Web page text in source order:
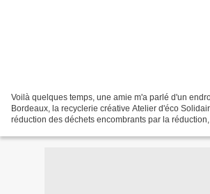
Voilà quelques temps, une amie m'a parlé d'un
Bordeaux, la recyclerie créative Atelier d'éco
réduction des déchets encombrants par la